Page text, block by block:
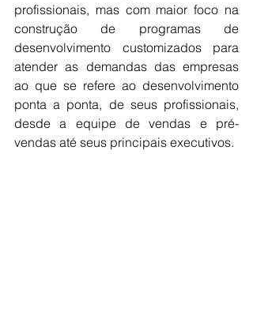
profissionais, mas com maior foco na
construção de programas de
desenvolvimento customizados para
atender as demandas das empresas
ao que se refere ao desenvolvimento
ponta a ponta, de seus profissionais,
desde a equipe de vendas e pré-
vendas até seus principais executivos.